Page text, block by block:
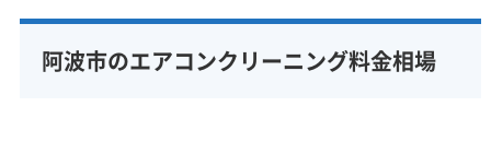
完全分解洗浄 部分クリーニング
実績10年以上
阿波市のエアコンクリーニング料金相場